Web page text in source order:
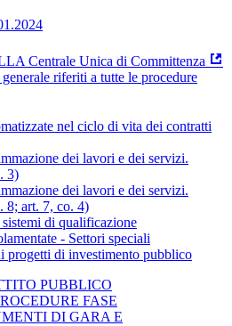
Centrale Unica di Committenza
riferiti a tutte le procedure
nel ciclo di vita dei contratti
dei lavori e dei servizi.
3)
dei lavori e dei servizi.
8; art. 7, co. 4)
di qualificazione
- Settori speciali
progetti di investimento pubblico
PUBBLICO
FASE
DI GARA E